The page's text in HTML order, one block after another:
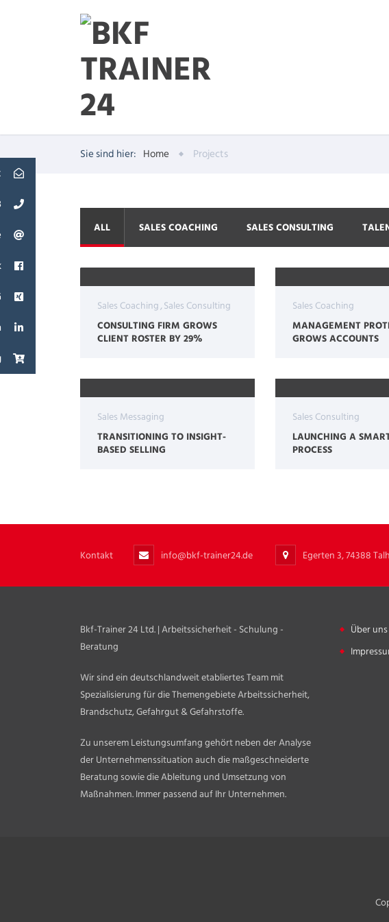
Sie sind hier: Home Projects
ALL SALES COACHING SALES CONSULTING
Sales Coaching Sales Consulting
CONSULTING FIRM GROWS
CLIENT ROSTER BY 29%
Sales Coaching
MANAGEMENT
GROWS ACCOUNTS
Sales Messaging
TRANSITIONING TO INSIGHT-
BASED SELLING
Sales Consulting
LAUNCHING A
PROCESS
Kontakt info@bkf-trainer24.de Egerten 3, 74388
Bkf-Trainer 24 Ltd. | Arbeitssicherheit - Schulung -
Beratung
Wir sind ein deutschlandweit etabliertes Team mit
Spezialisierung für die Themengebiete Arbeitssicherheit,
Brandschutz, Gefahrgut & Gefahrstoffe.
Zu unserem Leistungsumfang gehört neben der Analyse
der Unternehmenssituation auch die maßgeschneiderte
Beratung sowie die Ableitung und Umsetzung von
Maßnahmen. Immer passend auf Ihr Unternehmen.
Über uns